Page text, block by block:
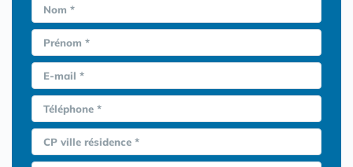
Nom *
Prénom *
E-mail *
Téléphone *
CP ville résidence *